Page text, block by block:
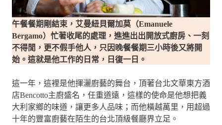
午餐餐期剛結束，艾曼紐貝爾加莫（Emanuele
Bergamo）忙著收尾的處理，進進出出開放式廚房、一刻
不得閒，更不假手他人，只因晚餐餐期三小時後又將開
始。這就是他工作的日常，日復一日。
這一年，這裡是他揮灑廚藝的舞台，頂著台北文華東方酒
店Bencotto主廚盛名，任重道遠，這樣的使命是他想把義
大利家鄉的味道，讓更多人品味；而他橫越萬里，用超過
十年的豐富廚藝在陌生的台北頂級餐廳界立足。